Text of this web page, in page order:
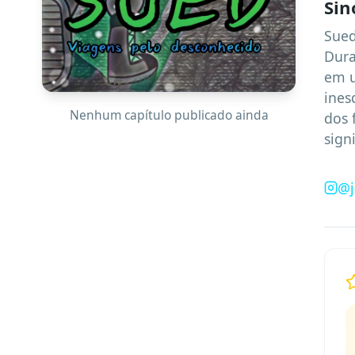
Nenhum capítulo publicado ainda
em
dos
@